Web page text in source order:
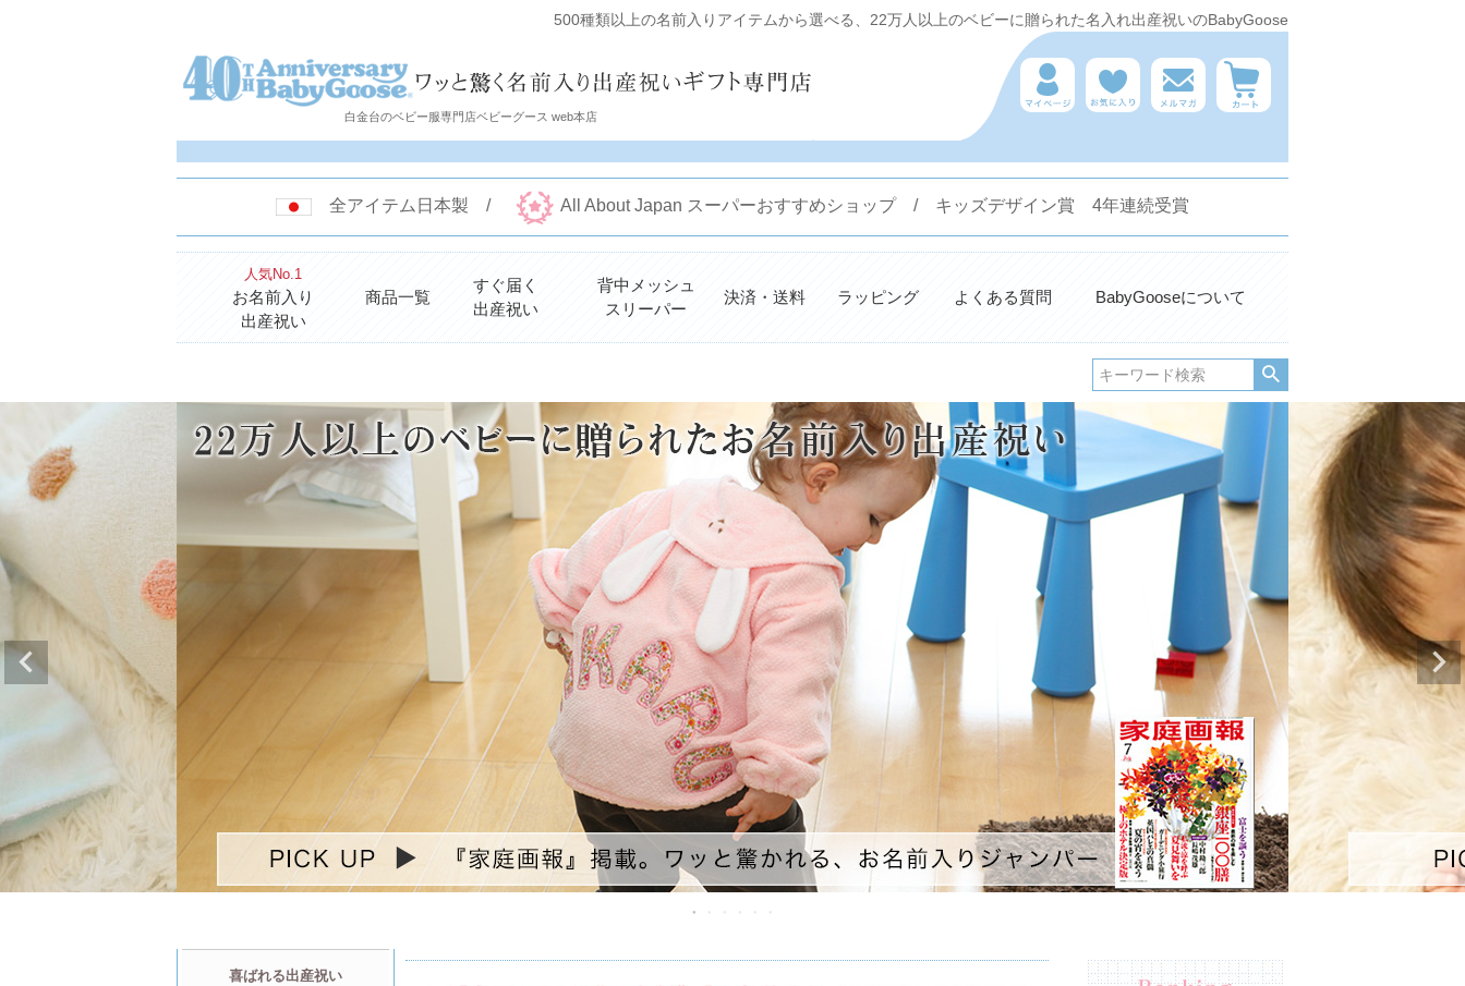
500種類以上の名前入りアイテムから選べる、22万人以上のベビーに贈られた名入れ出産祝いのBabyGoose
白金台のベビー服専門店ベビーグース web本店
全アイテム日本製 / All About Japan スーパーおすすめショップ / キッズデザイン賞 4年連続受賞
人気No.1
お名前入り
出産祝い
商品一覧
すぐ届く
出産祝い
背中メッシュ
スリーパー
決済・送料 ラッピング よくある質問 BabyGooseについて
喜ばれる出産祝い